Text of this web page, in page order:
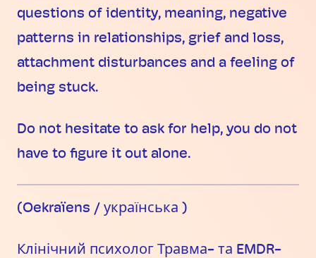
questions of identity, meaning, negative
patterns in relationships, grief and loss,
attachment disturbances and a feeling of
being stuck.
Do not hesitate to ask for help, you do not
have to figure it out alone.
(Oekraïens / українська )
Клінічний психолог Травма- та EMDR-